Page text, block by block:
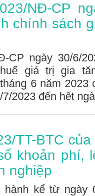
NĐ-CP
chính sách
CP ngày 30/6/
giá trị gia
6 năm 2023
2023 đến hết
TT-BTC
khoản phí,
nghiệp
kể từ ngày